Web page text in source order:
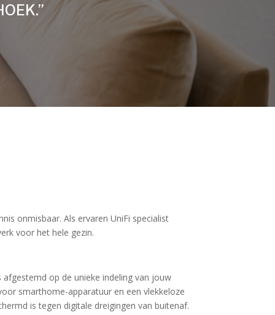
onmisbaar. Als ervaren UniFi specialist
voor het hele gezin.
op de unieke indeling van jouw
smarthome-apparatuur en een vlekkeloze
is tegen digitale dreigingen van buitenaf.